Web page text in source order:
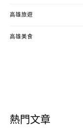
高雄旅遊
高雄美食
熱門文章